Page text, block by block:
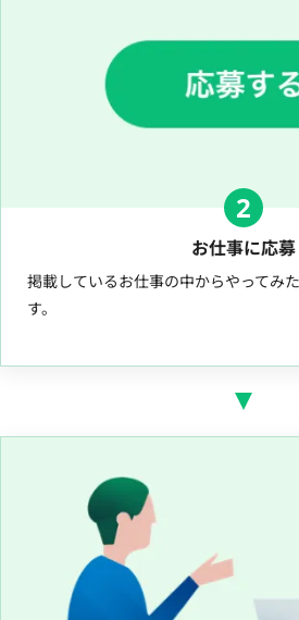
2
お仕事に応募
掲載しているお仕事の中からやってみ
す。